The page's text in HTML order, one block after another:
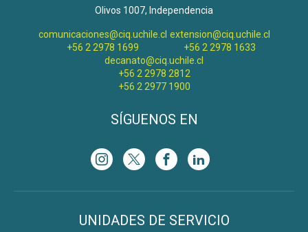
Olivos 1007, Independencia
comunicaciones@ciq.uchile.cl
+56 2 2978 1699
extension@ciq.uchile.cl
+56 2 2978 1633
decanato@ciq.uchile.cl
+56 2 2978 2812
+56 2 2977 1900
SÍGUENOS EN
UNIDADES DE SERVICIO